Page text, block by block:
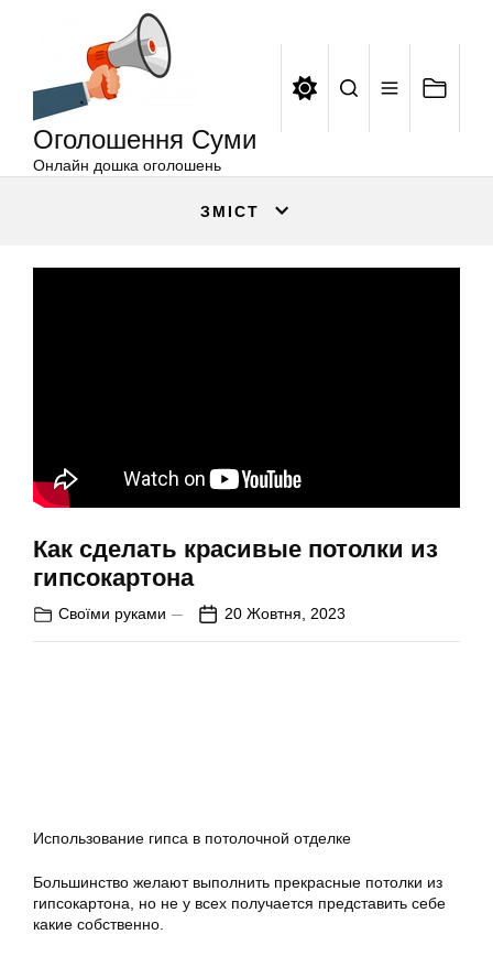
Оголошення Суми
Онлайн дошка оголошень
ЗМІСТ
Как сделать красивые потолки из
гипсокартона
Своїми руками 20 Жовтня, 2023
Использование гипса в потолочной отделке
Большинство желают выполнить прекрасные потолки из
гипсокартона, но не у всех получается представить себе
какие собственно.